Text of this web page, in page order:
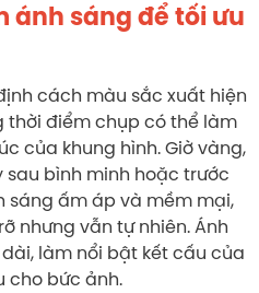
ánh sáng để tối ưu
cách màu sắc xuất hiện
thời điểm chụp có thể làm
của khung hình. Giờ vàng,
bình minh hoặc trước
sáng ấm áp và mềm mại,
nhưng vẫn tự nhiên. Ánh
làm nổi bật kết cấu của
cho bức ảnh.